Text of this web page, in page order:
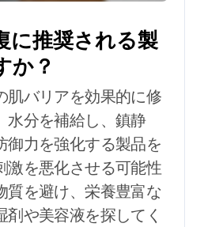
に推奨される製
か？
肌バリアを効果的に修
水分を補給し、鎮静
御力を強化する製品を
激を悪化させる可能性
質を避け、栄養豊富な
剤や美容液を探してく